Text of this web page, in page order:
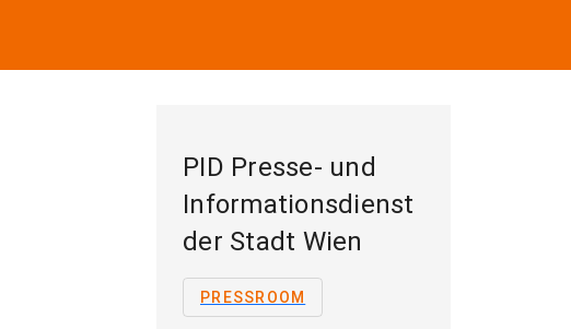
PID Presse- und
Informationsdienst
der Stadt Wien
PRESSROOM